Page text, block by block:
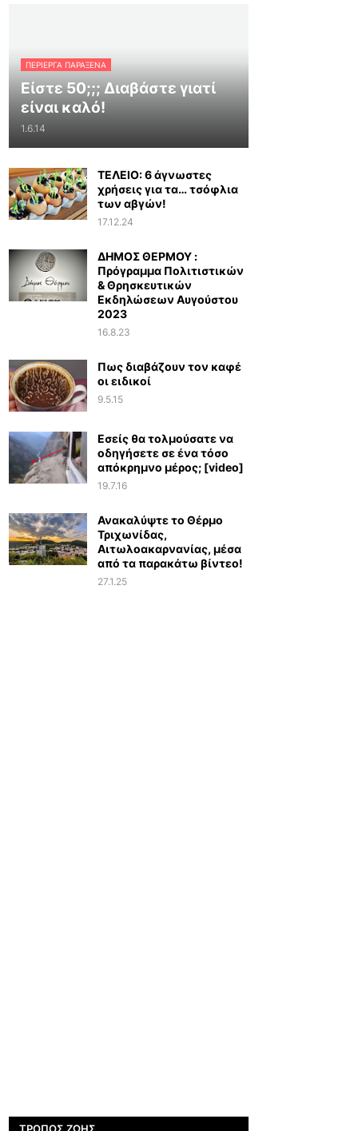
ΠΕΡΊΕΡΓΑ ΠΑΡΆΞΕΝΑ
Είστε 50;;; Διαβάστε γιατί
είναι καλό!
1.6.14
ΤΕΛΕΙΟ: 6 άγνωστες
χρήσεις για τα… τσόφλια
των αβγών!
17.12.24
ΔΗΜΟΣ ΘΕΡΜΟΥ :
Πρόγραμμα Πολιτιστικών
& Θρησκευτικών
Εκδηλώσεων Αυγούστου
2023
16.8.23
Πως διαβάζουν τον καφέ
οι ειδικοί
9.5.15
Εσείς θα τολμούσατε να
οδηγήσετε σε ένα τόσο
απόκρημνο μέρος; [video]
19.7.16
Ανακαλύψτε το Θέρμο
Τριχωνίδας,
Αιτωλοακαρνανίας, μέσα
από τα παρακάτω βίντεο!
27.1.25
ΤΡΌΠΟΣ ΖΩΉΣ